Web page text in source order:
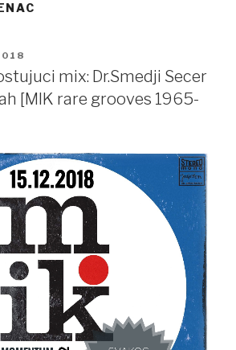
mix: Dr.Smedji Secer
[MIK rare grooves 1965-